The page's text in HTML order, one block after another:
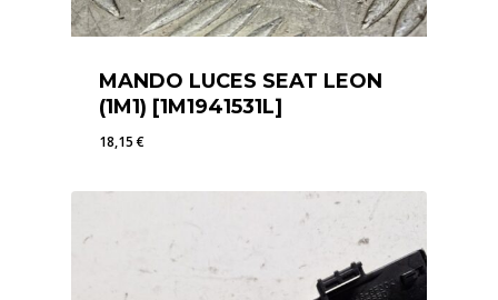
MANDO LUCES SEAT LEON
(1M1) [1M1941531L]
18,15€